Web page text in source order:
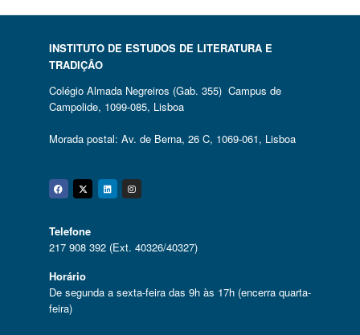
INSTITUTO DE ESTUDOS DE LITERATURA E
TRADIÇÃO
Colégio Almada Negreiros (Gab. 355) Campus de
Campolide, 1099-085, Lisboa
Morada postal: Av. de Berna, 26 C, 1069-061, Lisboa
Facebook
Twitter
Linkedin
Instagram
Telefone
217 908 392 (Ext. 40326/40327)
Horário
De segunda a sexta-feira das 9h às 17h (encerra quarta-
feira)